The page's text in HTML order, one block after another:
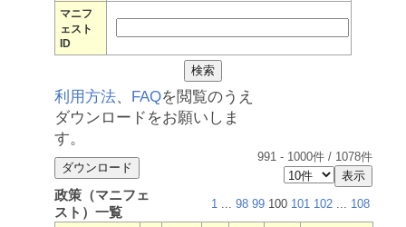
マニフ
ェスト
ID
利用方法、 FAQを閲覧のうえ
ダウンロードをお願いしま
す。
991 - 1000件 / 1078件
政策（マニフェ
スト）一覧
1 ... 98 99 100 101 102 ... 108